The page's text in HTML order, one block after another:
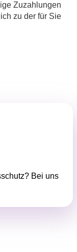
Zuzahlungen
zu der für Sie
Bei uns